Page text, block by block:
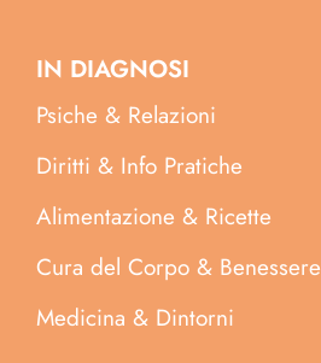
IN DIAGNOSI
Psiche & Relazioni
Diritti & Info Pratiche
Alimentazione & Ricette
Cura del Corpo & Benessere
Medicina & Dintorni